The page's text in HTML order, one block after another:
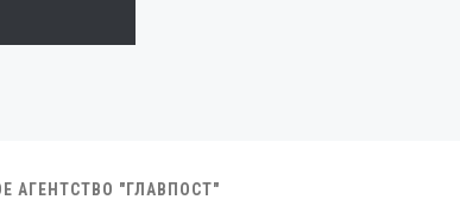
АГЕНТСТВО "ГЛАВПОСТ"